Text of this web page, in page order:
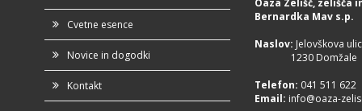
Cvetne esence
Novice in dogodki
Kontakt
Oaza Zelišč, zelišča
Bernardka Mav s.p.
Naslov: Jelovškova
1230 Domžale
Telefon: 041 511 622
Email: info@oaza-